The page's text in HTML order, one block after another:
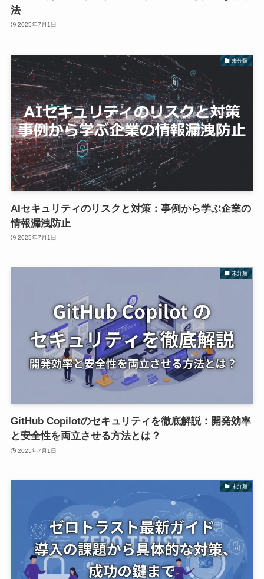
法
2025年7月1日
未分類
AIセキュリティのリスクと対策：事例から学ぶ企業の
情報漏洩防止
2025年7月1日
未分類
GitHub Copilotのセキュリティを徹底解説：開発効率
と安全性を両立させる方法とは？
2025年7月1日
未分類